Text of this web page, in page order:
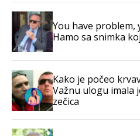
You have problem,
Hamo sa snimka
Kako je počeo
Važnu ulogu imala
zečica